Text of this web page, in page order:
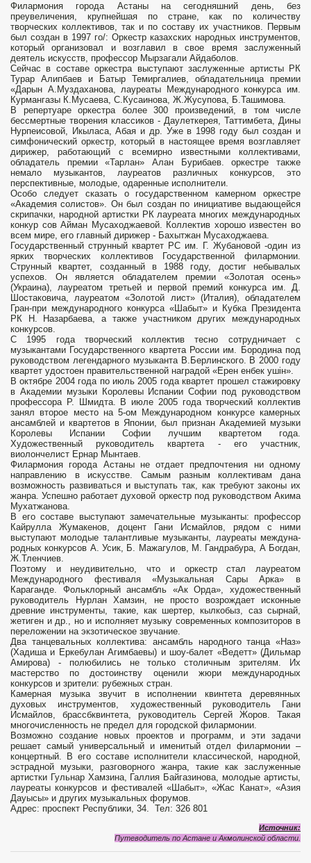
Филармония города Астаны на сегодняшний день, без
преувеличения, крупнейшая по стране, как по количеству
творческих коллективов, так и по составу их участников. Первым
был создан в 1997 го/: Оркестр казахских народных инструментов,
который организовал и возглавил в свое время заслуженный
деятель искусств, профессор Мырзагали Айдаболов.
Сейчас в составе оркестра выступают заслуженные артисты РК
Турар Алипбаев и Батыр Темиргалиев, обладательница премии
«Дарын А.Муздаханова, лауреаты Международного конкурса им.
Курмангазы К.Мусаева, С.Кусаинова, Ж.Жусупова, Б.Ташимова.
В репертуаре оркестра более 300 произведений, в том числе
бессмертные творения классиков - Даулеткерея, Таттимбета, Дины
Нурпеисовой, Икыласа, Абая и др. Уже в 1998 году был создан и
симфонический оркестр, который в настоящее время возглавляет
дирижер, работающий с всемирно известными коллективами,
обладатель премии «Тарлан» Алан Бурибаев. оркестре также
немало музыкантов, лауреатов различных конкурсов, это
перспективные, молодые, одаренные исполнители.
Особо следует сказать о государственном камерном оркестре
«Академия солистов». Он был создан по инициативе выда­ющейся
скрипачки, народной артистки РК лауреата многих международных
конкур сов Айман Мусаходжаевой. Коллектив хорошо известен во
всем мире, его главный дирижер - Бахытжан Мусаходжаева.
Государственный струнный квартет РС им. Г. Жубановой -один из
ярких творческих коллективов Государственной филармонии.
Струнный квартет, созданный в 1988 году, достиг небывалых
успехов. Он является обладателем премии «Золо­тая осень»
(Украина), лауреатом третьей и первой премий конкурса им. Д.
Шостако­вича, лауреатом «Золотой лист» (Италия), обладателем
Гран-при международного конкурса «Шабыт» и Кубка Президента
РК Н. Назарбаева, а также участником других международных
конкурсов.
С 1995 года творческий коллектив тесно сотрудничает с
музыкантами Государственного квартета России им. Бородина под
руководством легендарного музыканта В.Берлинского. В 2000 году
квартет удостоен правитель­ственной наградой «Ерен енбек ушiн».
В октябре 2004 года по июль 2005 года квар­тет прошел стажировку
в Академии музы­ки Королевы Испании Софии под руко­водством
профессора Р. Шмидта. В июле 2005 года творческий коллектив
занял вто­рое место на 5-ом Международном кон­курсе камерных
ансамблей и квартетов в Японии, был признан Академией музыки
Королевы Испании Софии лучшим квар­тетом года.
Художественный руководитель квартета - его участник,
виолончелист Ернар Мынтаев.
Филармония города Астаны не отдает предпочтения ни одному
направлению в искусстве. Самым разным коллективам дана
возможность развиваться и выступать так, как требуют законы их
жанра. Успешно ра­ботает духовой оркестр под руководством Акима
Мухатжанова.
В его составе высту­пают замечательные музыканты: профессор
Кайрулла Жумакенов, доцент Гани Исмайлов, рядом с ними
выступают молодые та­лантливые музыканты, лауреаты междуна­
родных конкурсов А. Усик, Б. Мажагулов, М. Гандрабура, А Богдан,
Ж.Тленчиев.
По­этому и неудивительно, что и оркестр стал лауреатом
Международного фестиваля «Музыкальная Сары Арка» в
Караганде. Фольклорный ансамбль «Ак Орда», ху­дожественный
руководитель Нурлан Хамзин, не просто возрождает исконные
древние ин­струменты, такие, как шертер, кылкобыз, саз сырнай,
жетиген и др., но и исполняет музы­ку современных композиторов в
перело­жении на экзотическое звучание.
Два танцевальных коллектива: ан­самбль народного танца «Наз»
(Хадиша и Еркебулан Агимбаевы) и шоу-балет «Ведетт» (Дильмар
Амирова) - полюбились не только столичным зрителям. Их
мастерство по достоинству оценили жюри международных
конкурсов и зрители: рубежных стран.
Камерная музыка звучит в исполнении квинтета деревянных
духовых инструментов, художественный руководитель Гани
Исмайлов, брассбквинтета, руководитель Сергей Жоров. Такая
многочисленность не предел для городской филармонии.
Возможно создание новых проектов и программ, и эти задачи
решает самый универсальный и именитый отдел филармонии –
концертный. В его составе исполнители классической, народной,
эстрадной музыки, разговорного жанра, такие как заслуженные
артистки Гульнар Хамзина, Галлия Байгазинова, молодые артисты,
лауреаты конкурсов и фестивалей «Шабыт», «Жас Канат», «Азия
Дауысы» и других музыкальных форумов.
Адрес: проспект Республики, 34. Тел: 326 801
Источник:
Путеводитель по Астане и Акмолинской области.